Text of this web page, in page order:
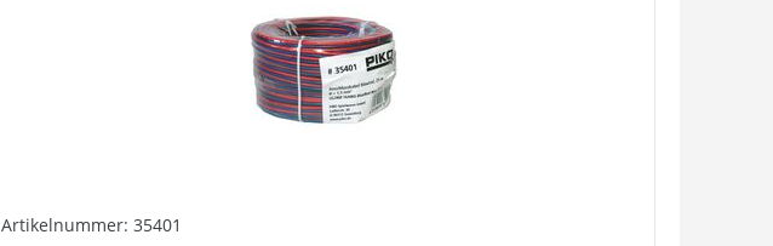
Artikelnummer: 35401